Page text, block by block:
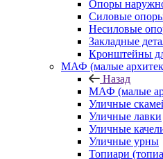
Опоры
Силовые
Несиловые
Закладные
Кронштейны
МАФ (малые
Назад
МАФ (малые
Уличные
Уличные лавки
Уличные
Уличные урны
Топиари